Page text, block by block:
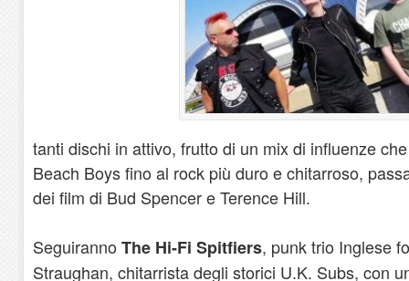
tanti dischi in attivo, frutto di un mix di influenze
Beach Boys fino al rock più duro e chitarroso,
dei film di Bud Spencer e Terence Hill.
Seguiranno The Hi-Fi Spitfiers, punk trio Inglese
Straughan, chitarrista degli storici U.K. Subs, con